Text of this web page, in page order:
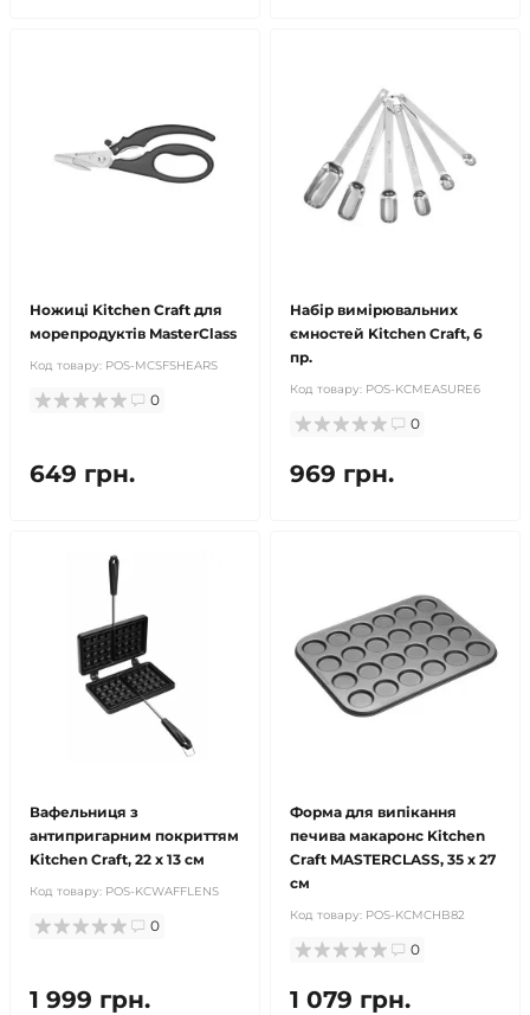
Ножиці Kitchen Craft для
морепродуктів MasterСlass
Код товару: POS-MCSFSHEARS
0
649 грн.
Набір вимірювальних
ємностей Kitchen Craft, 6
пр.
Код товару: POS-KCMEASURE6
0
969 грн.
Вафельниця з
антипригарним покриттям
Kitchen Craft, 22 х 13 см
Код товару: POS-KCWAFFLENS
0
1 999 грн.
Форма для випікання
печива макаронс Kitchen
Craft MASTERCLASS, 35 х 27
см
Код товару: POS-KCMCHB82
0
1 079 грн.